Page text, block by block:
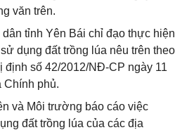
văn trên.
dân tỉnh Yên Bái chỉ đạo thực hiện
dụng đất trồng lúa nêu trên theo
định số 42/2012/NĐ-CP ngày 11
Chính phủ.
và Môi trường báo cáo việc
đất trồng lúa của các địa